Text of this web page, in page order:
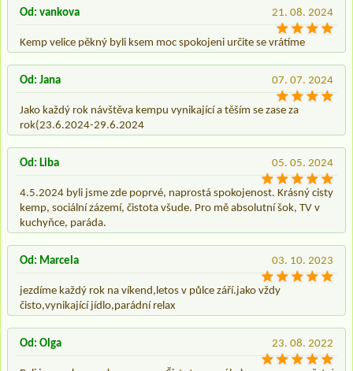
21. 08. 2024
Od: vankova
Kemp velice pěkný byli ksem moc spokojeni určite se vrátíme
07. 07. 2024
Od: Jana
Jako každý rok návštěva kempu vynikající a těším se zase za
rok(23.6.2024-29.6.2024
05. 05. 2024
Od: Liba
4.5.2024 byli jsme zde poprvé, naprostá spokojenost. Krásný cisty
kemp, sociální zázemí, čistota všude. Pro mě absolutní šok, TV v
kuchyňce, paráda.
03. 10. 2023
Od: Marcela
jezdíme každý rok na víkend,letos v půlce září.jako vždy
čisto,vynikající jídlo,parádní relax
23. 08. 2022
Od: Olga